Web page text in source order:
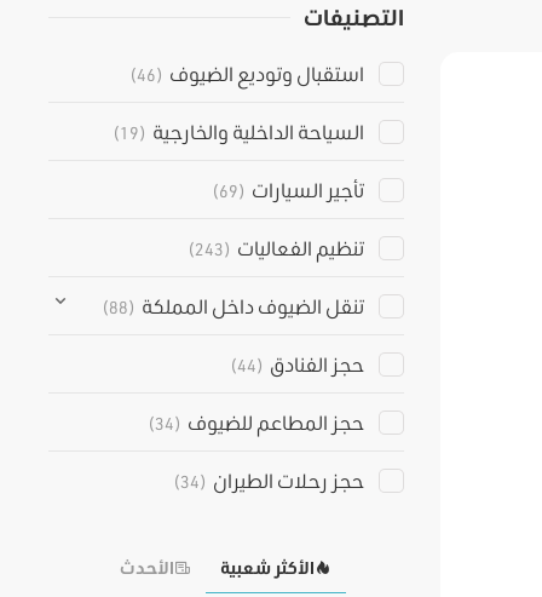
التصنيفات
استقبال وتوديع الضيوف (46)
السياحة الداخلية والخارجية (19)
تأجير السيارات (69)
تنظيم الفعاليات (243)
تنقل الضيوف داخل المملكة (88)
حجز الفنادق (44)
حجز المطاعم للضيوف (34)
حجز رحلات الطيران (34)
الأكثر شعبية الأحدث